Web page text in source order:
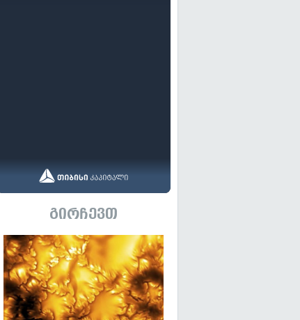
გირჩევთ